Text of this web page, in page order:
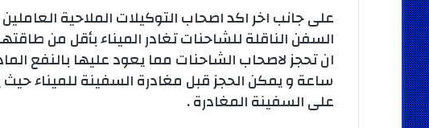
على جانب اخر اكد اصحاب التوكيلات الملاحية
السفن الناقلة للشاحنات تغادر الميناء بأقل من
ساعة و يمكن الحجز قبل مغادرة السفينة للميناء
على السفينة المغادرة .